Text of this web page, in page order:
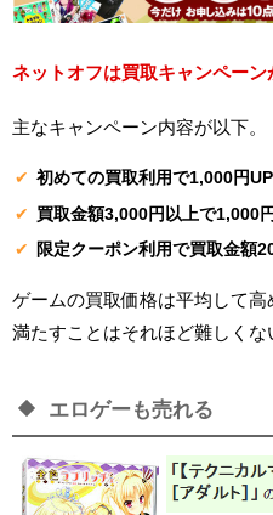
ネットオフは買取キャンペーン
主なキャンペーン内容が以下。
初めての買取利用で1,000円UP
買取金額3,000円以上で1,000
限定クーポン利用で買取金額
ゲームの買取価格は平均して
満たすことはそれほど難しくな
エロゲーも売れる